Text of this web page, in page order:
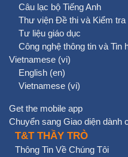
Câu lạc bộ Tiếng Anh
Thư viện Đề thi và Kiểm tra
Tư liệu giáo dục
Công nghệ thông tin và Tin
Vietnamese ‎(vi)‎
English ‎(en)‎
Vietnamese ‎(vi)‎
Get the mobile app
Chuyển sang Giao diện dành
T&T THẦY TRÒ
Thông Tin Về Chúng Tôi